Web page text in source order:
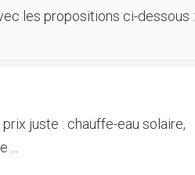
les propositions ci-dessous :
juste : chauffe-eau solaire,